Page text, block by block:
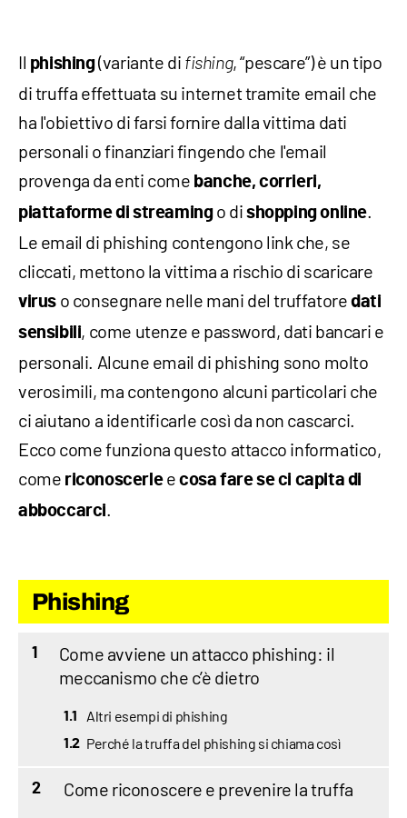
Il phishing(variante di fishing, “pescare”) è un tipo
di truffa effettuata su internet tramite email che
ha l'obiettivo di farsi fornire dalla vittima dati
personali o finanziari fingendo che l'email
provenga da enti come banche, corrieri,
piattaforme di streamingo dishoppingonline.
Le email di phishing contengono link che, se
cliccati, mettono la vittima a rischio di scaricare
virus o consegnare nelle mani del truffatore dati
sensibili, come utenze e password, dati bancari e
personali. Alcune email di phishing sono molto
verosimili, ma contengono alcuni particolari che
ci aiutano a identificarle così da non cascarci.
Ecco come funziona questo attacco informatico,
come riconoscerleecosa fare se ci capita di
abboccarci.
Phishing
1
Come avviene un attacco phishing: il
meccanismo che c’è dietro
1.1 Altri esempi di phishing
1.2 Perché la truffa del phishing si chiama così
2 Come riconoscere e prevenire la truffa